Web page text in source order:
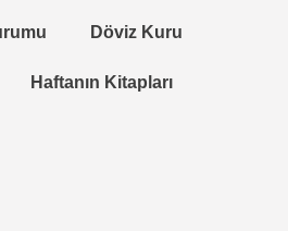
Döviz Kuru
Haftanın Kitapları